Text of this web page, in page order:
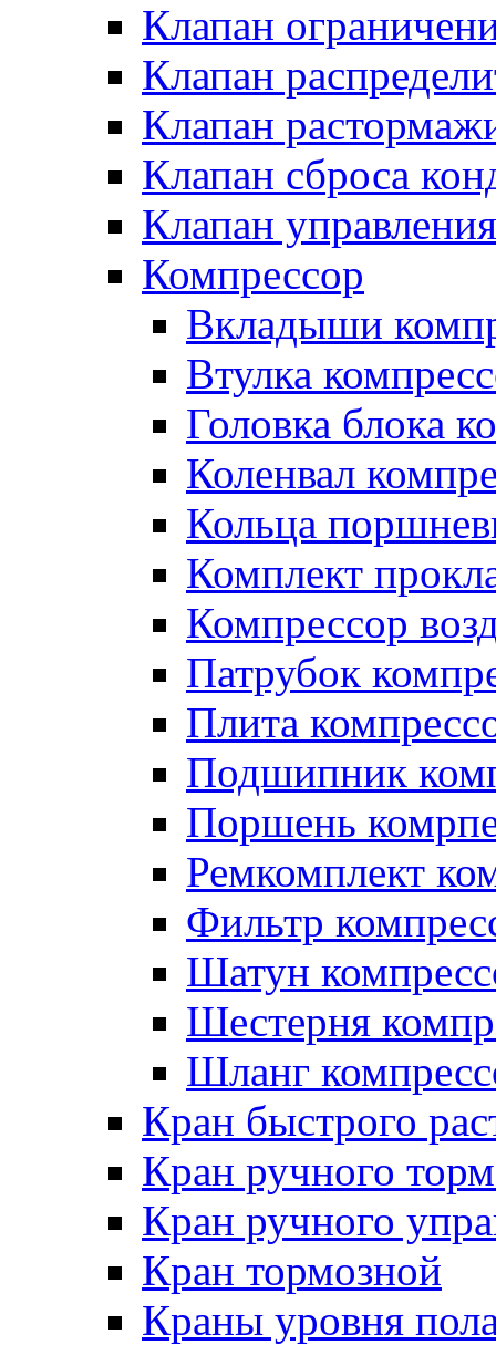
Клапан
Клапан
Клапан
Клапан сброса
Клапан управления
Компрессор
Вкладыши
Втулка
Головка блока
Коленвал
Кольца
Комплект
Компрессор
Патрубок
Плита
Подшипник
Поршень
Ремкомплект
Фильтр
Шатун
Шестерня
Шланг
Кран быстрого
Кран ручного
Кран ручного
Кран тормозной
Краны уровня